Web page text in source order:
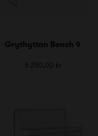
Grythyttan Bench 9
5 250,00 kr